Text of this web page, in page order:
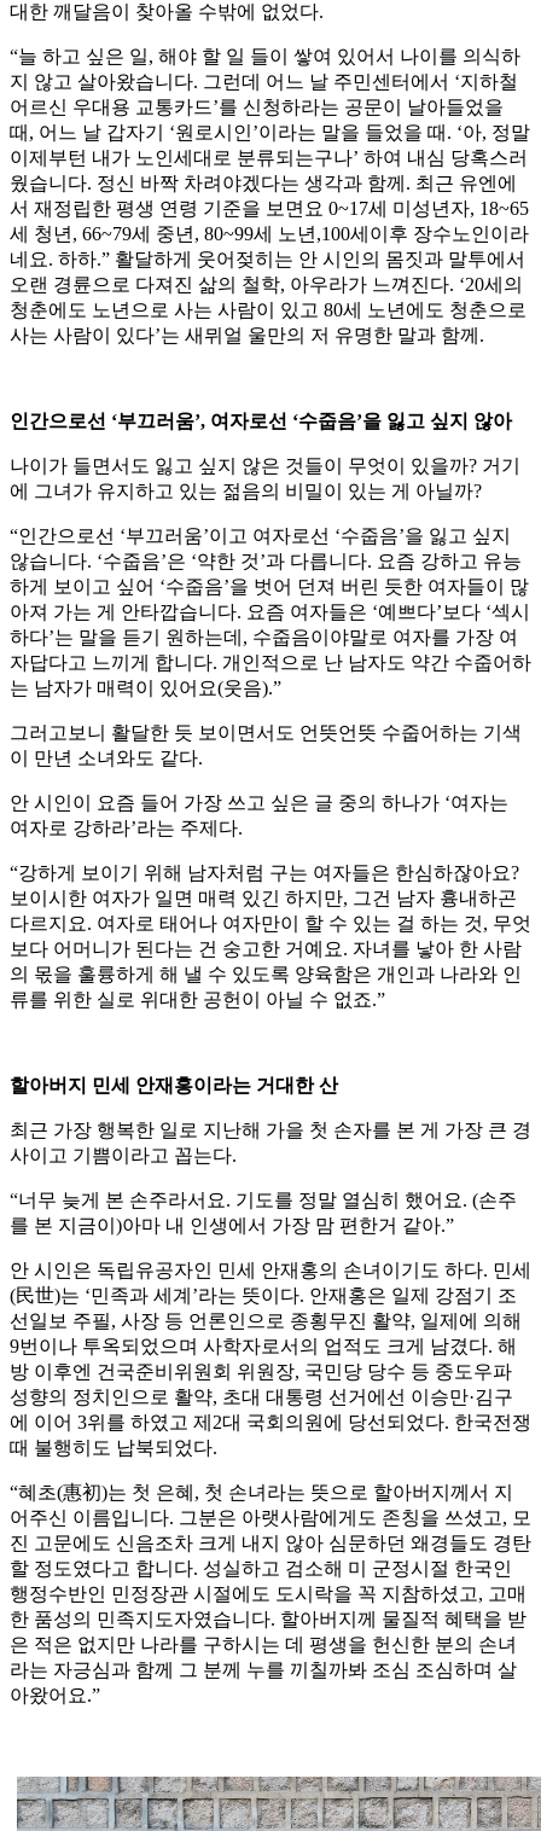
대한 깨달음이 찾아올 수밖에 없었다.
“늘 하고 싶은 일, 해야 할 일 들이 쌓여 있어서 나이를 의식하
지 않고 살아왔습니다. 그런데 어느 날 주민센터에서 ‘지하철
어르신 우대용 교통카드’를 신청하라는 공문이 날아들었을
때, 어느 날 갑자기 ‘원로시인’이라는 말을 들었을 때. ‘아, 정말
이제부턴 내가 노인세대로 분류되는구나’ 하여 내심 당혹스러
웠습니다. 정신 바짝 차려야겠다는 생각과 함께. 최근 유엔에
서 재정립한 평생 연령 기준을 보면요 0~17세 미성년자, 18~65
세 청년, 66~79세 중년, 80~99세 노년,100세이후 장수노인이라
네요. 하하.” 활달하게 웃어젖히는 안 시인의 몸짓과 말투에서
오랜 경륜으로 다져진 삶의 철학, 아우라가 느껴진다. ‘20세의
청춘에도 노년으로 사는 사람이 있고 80세 노년에도 청춘으로
사는 사람이 있다’는 새뮈얼 울만의 저 유명한 말과 함께.
인간으로선 ‘부끄러움’, 여자로선 ‘수줍음’을 잃고 싶지 않아
나이가 들면서도 잃고 싶지 않은 것들이 무엇이 있을까? 거기
에 그녀가 유지하고 있는 젊음의 비밀이 있는 게 아닐까?
“인간으로선 ‘부끄러움’이고 여자로선 ‘수줍음’을 잃고 싶지
않습니다. ‘수줍음’은 ‘약한 것’과 다릅니다. 요즘 강하고 유능
하게 보이고 싶어 ‘수줍음’을 벗어 던져 버린 듯한 여자들이 많
아져 가는 게 안타깝습니다. 요즘 여자들은 ‘예쁘다’보다 ‘섹시
하다’는 말을 듣기 원하는데, 수줍음이야말로 여자를 가장 여
자답다고 느끼게 합니다. 개인적으로 난 남자도 약간 수줍어하
는 남자가 매력이 있어요(웃음).”
그러고보니 활달한 듯 보이면서도 언뜻언뜻 수줍어하는 기색
이 만년 소녀와도 같다.
안 시인이 요즘 들어 가장 쓰고 싶은 글 중의 하나가 ‘여자는
여자로 강하라’라는 주제다.
“강하게 보이기 위해 남자처럼 구는 여자들은 한심하잖아요?
보이시한 여자가 일면 매력 있긴 하지만, 그건 남자 흉내하곤
다르지요. 여자로 태어나 여자만이 할 수 있는 걸 하는 것, 무엇
보다 어머니가 된다는 건 숭고한 거예요. 자녀를 낳아 한 사람
의 몫을 훌륭하게 해 낼 수 있도록 양육함은 개인과 나라와 인
류를 위한 실로 위대한 공헌이 아닐 수 없죠.”
할아버지 민세 안재홍이라는 거대한 산
최근 가장 행복한 일로 지난해 가을 첫 손자를 본 게 가장 큰 경
사이고 기쁨이라고 꼽는다.
“너무 늦게 본 손주라서요. 기도를 정말 열심히 했어요. (손주
를 본 지금이)아마 내 인생에서 가장 맘 편한거 같아.”
안 시인은 독립유공자인 민세 안재홍의 손녀이기도 하다. 민세
(民世)는 ‘민족과 세계’라는 뜻이다. 안재홍은 일제 강점기 조
선일보 주필, 사장 등 언론인으로 종횡무진 활약, 일제에 의해
9번이나 투옥되었으며 사학자로서의 업적도 크게 남겼다. 해
방 이후엔 건국준비위원회 위원장, 국민당 당수 등 중도우파
성향의 정치인으로 활약, 초대 대통령 선거에선 이승만·김구
에 이어 3위를 하였고 제2대 국회의원에 당선되었다. 한국전쟁
때 불행히도 납북되었다.
“혜초(惠初)는 첫 은혜, 첫 손녀라는 뜻으로 할아버지께서 지
어주신 이름입니다. 그분은 아랫사람에게도 존칭을 쓰셨고, 모
진 고문에도 신음조차 크게 내지 않아 심문하던 왜경들도 경탄
할 정도였다고 합니다. 성실하고 검소해 미 군정시절 한국인
행정수반인 민정장관 시절에도 도시락을 꼭 지참하셨고, 고매
한 품성의 민족지도자였습니다. 할아버지께 물질적 혜택을 받
은 적은 없지만 나라를 구하시는 데 평생을 헌신한 분의 손녀
라는 자긍심과 함께 그 분께 누를 끼칠까봐 조심 조심하며 살
아왔어요.”